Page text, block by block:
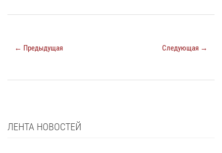
← Предыдущая Следующая →
ЛЕНТА НОВОСТЕЙ